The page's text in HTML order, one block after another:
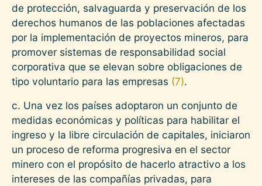
de protección, salvaguarda y preservación de los
derechos humanos de las poblaciones afectadas
por la implementación de proyectos mineros, para
promover sistemas de responsabilidad social
corporativa que se elevan sobre obligaciones de
tipo voluntario para las empresas (7).
c. Una vez los países adoptaron un conjunto de
medidas económicas y políticas para habilitar el
ingreso y la libre circulación de capitales, iniciaron
un proceso de reforma progresiva en el sector
minero con el propósito de hacerlo atractivo a los
intereses de las compañías privadas, para